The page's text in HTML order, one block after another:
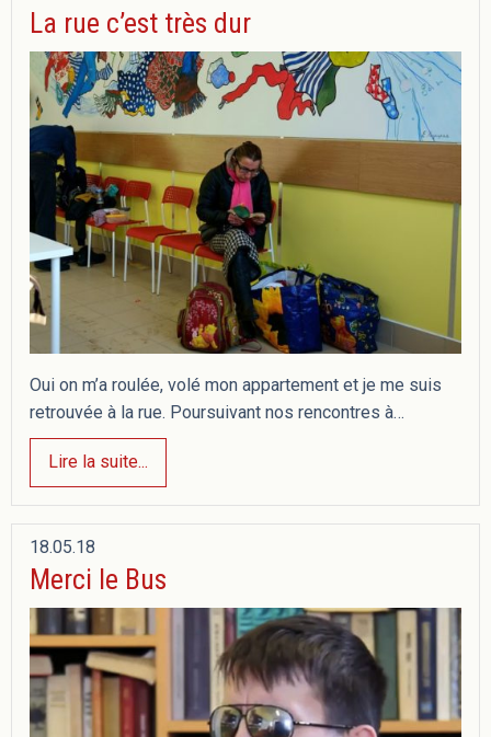
La rue c’est très dur
Oui on m’a roulée, volé mon appartement et je me suis
retrouvée à la rue. Poursuivant nos rencontres à…
Lire la suite...
18.05.18
Merci le Bus